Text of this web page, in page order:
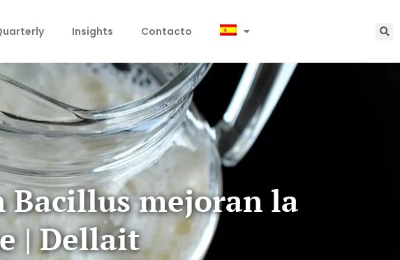
Insights Contacto
Bacillus mejoran la
| Dellait